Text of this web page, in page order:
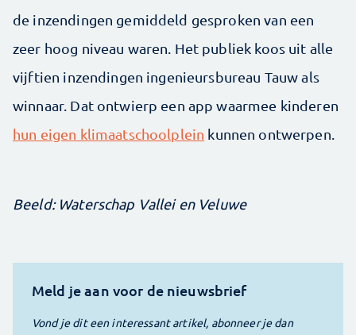
de inzendingen gemiddeld gesproken van een
zeer hoog niveau waren. Het publiek koos uit alle
vijftien inzendingen ingenieursbureau Tauw als
winnaar. Dat ontwierp een app waarmee kinderen
hun eigen klimaatschoolplein kunnen ontwerpen.
Beeld: Waterschap Vallei en Veluwe
Meld je aan voor de nieuwsbrief
Vond je dit een interessant artikel, abonneer je dan